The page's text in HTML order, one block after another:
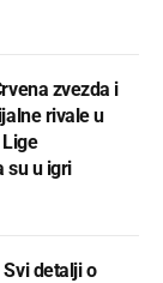
zvezda i
rivale u
su u igri
detalji o